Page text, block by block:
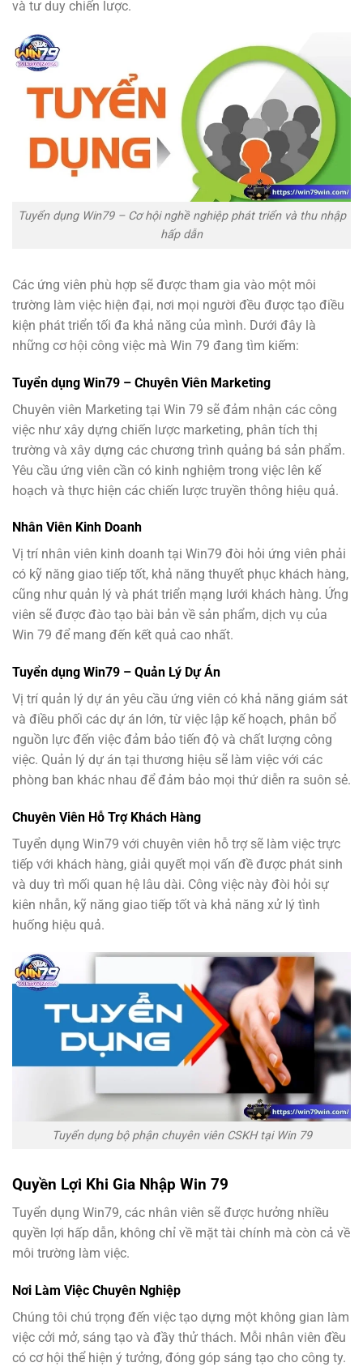
và tư duy chiến lược.
Tuyển dụng Win79 – Cơ hội nghề nghiệp phát triển và thu nhập
hấp dẫn
Các ứng viên phù hợp sẽ được tham gia vào một môi
trường làm việc hiện đại, nơi mọi người đều được tạo điều
kiện phát triển tối đa khả năng của mình. Dưới đây là
những cơ hội công việc mà Win 79 đang tìm kiếm:
Tuyển dụng Win79 – Chuyên Viên Marketing
Chuyên viên Marketing tại Win 79 sẽ đảm nhận các công
việc như xây dựng chiến lược marketing, phân tích thị
trường và xây dựng các chương trình quảng bá sản phẩm.
Yêu cầu ứng viên cần có kinh nghiệm trong việc lên kế
hoạch và thực hiện các chiến lược truyền thông hiệu quả.
Nhân Viên Kinh Doanh
Vị trí nhân viên kinh doanh tại Win79 đòi hỏi ứng viên phải
có kỹ năng giao tiếp tốt, khả năng thuyết phục khách hàng,
cũng như quản lý và phát triển mạng lưới khách hàng. Ứng
viên sẽ được đào tạo bài bản về sản phẩm, dịch vụ của
Win 79 để mang đến kết quả cao nhất.
Tuyển dụng Win79 – Quản Lý Dự Án
Vị trí quản lý dự án yêu cầu ứng viên có khả năng giám sát
và điều phối các dự án lớn, từ việc lập kế hoạch, phân bổ
nguồn lực đến việc đảm bảo tiến độ và chất lượng công
việc. Quản lý dự án tại thương hiệu sẽ làm việc với các
phòng ban khác nhau để đảm bảo mọi thứ diễn ra suôn sẻ.
Chuyên Viên Hỗ Trợ Khách Hàng
Tuyển dụng Win79 với chuyên viên hỗ trợ sẽ làm việc trực
tiếp với khách hàng, giải quyết mọi vấn đề được phát sinh
và duy trì mối quan hệ lâu dài. Công việc này đòi hỏi sự
kiên nhẫn, kỹ năng giao tiếp tốt và khả năng xử lý tình
huống hiệu quả.
Tuyển dụng bộ phận chuyên viên CSKH tại Win 79
Quyền Lợi Khi Gia Nhập Win 79
Tuyển dụng Win79, các nhân viên sẽ được hưởng nhiều
quyền lợi hấp dẫn, không chỉ về mặt tài chính mà còn cả về
môi trường làm việc.
Nơi Làm Việc Chuyên Nghiệp
Chúng tôi chú trọng đến việc tạo dựng một không gian làm
việc cởi mở, sáng tạo và đầy thử thách. Mỗi nhân viên đều
có cơ hội thể hiện ý tưởng, đóng góp sáng tạo cho công ty.